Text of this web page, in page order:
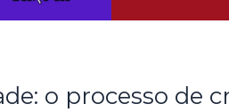
o processo de